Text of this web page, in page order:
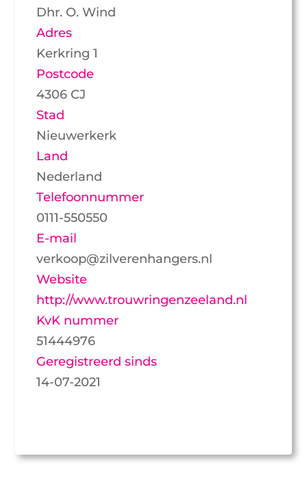
Dhr. O. Wind
Adres
Kerkring 1
Postcode
4306 CJ
Stad
Nieuwerkerk
Land
Nederland
Telefoonnummer
0111-550550
E-mail
verkoop@zilverenhangers.nl
Website
http://www.trouwringenzeeland.nl
KvK nummer
51444976
Geregistreerd sinds
14-07-2021